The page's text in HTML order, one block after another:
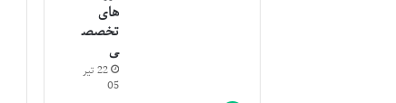
های
تخصص
ی
22 تیر
05